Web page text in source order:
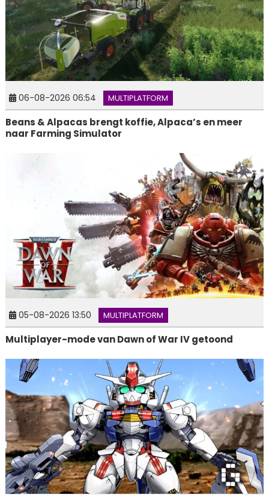
06-08-2026 06:54 MULTIPLATFORM
Beans & Alpacas brengt koffie, Alpaca’s en meer
naar Farming Simulator
05-08-2026 13:50 MULTIPLATFORM
Multiplayer-mode van Dawn of War IV getoond